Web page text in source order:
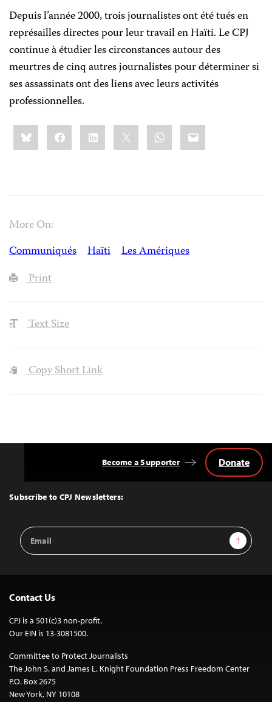
Depuis l’année 2000, trois journalistes ont été tués en
représailles directes pour leur travail en Haïti. Le CPJ
continue à étudier les circonstances autour des
meurtres de cinq autres journalistes pour déterminer si
ses assassinats ont des liens avec leurs activités
professionnelles.
Share
this:BlueskyFacebookLinkedIn WhatsApp
Email
More On:
Communiqués
Haïti
Les Amériques
Print
Text Size
Copy Short Link
Top
Subscribe to CPJ Newsletters:
Email
Address
Sign Up
Become a Supporter Donate
Contact Us
CPJ is a 501(c)3 non-profit.
Our EIN is 13-3081500.
Committee to Protect Journalists
The John S. and James L. Knight Foundation Press Freedom Center
P.O. Box 2675
New York, NY 10108